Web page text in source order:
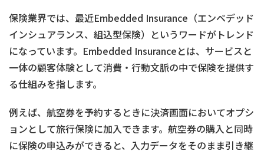
保険業界では、最近Embedded Insurance（エンベデッド
インシュアランス、組込型保険）というワードがトレンド
になっています。Embedded Insuranceとは、サービスと
一体の顧客体験として消費・行動文脈の中で保険を提供す
る仕組みを指します。
例えば、航空券を予約するときに決済画面においてオプシ
ョンとして旅行保険に加入できます。航空券の購入と同時
に保険の申込みができると、入力データをそのまま引き継